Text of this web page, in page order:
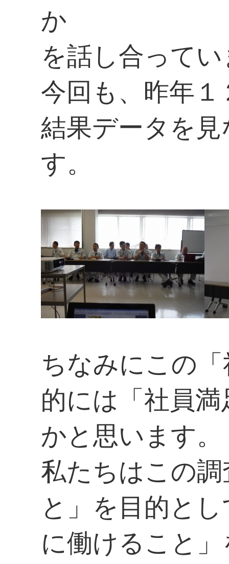
か
を話し合って
今回も、昨年
結果データを
す。
ちなみにこの
的には「社員
かと思います。
私たちはこの
と」を目的と
に働けること」